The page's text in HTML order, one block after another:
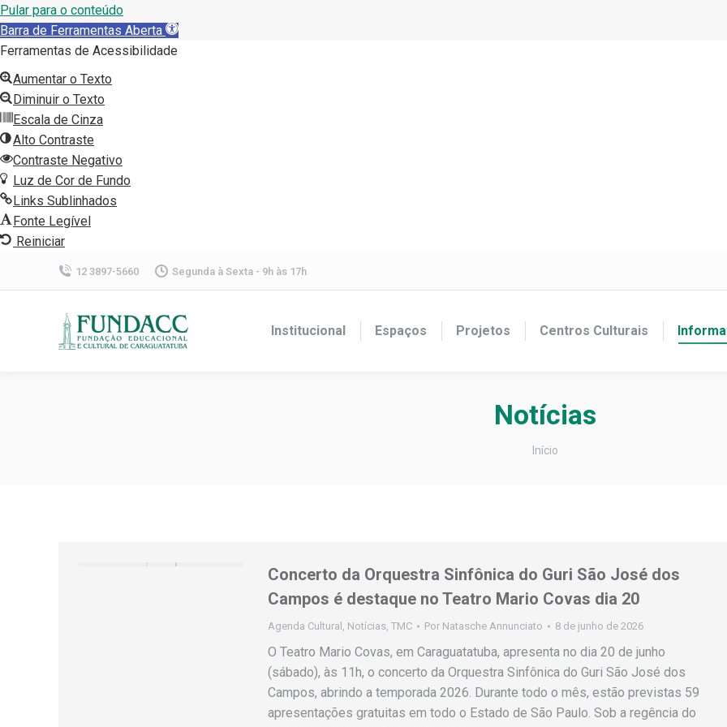
Pular para o conteúdo
Barra de Ferramentas Aberta
Ferramentas de Acessibilidade
Aumentar o Texto
Diminuir o Texto
Escala de Cinza
Alto Contraste
Contraste Negativo
Luz de Cor de Fundo
Links Sublinhados
Fonte Legível
Reiniciar
12 3897-5660 Segunda à Sexta - 9h às 17h
Institucional Espaços Projetos Centros Culturais
Notícias
Você está aqui:
Início
Concerto da Orquestra Sinfônica do Guri São José dos
Campos é destaque no Teatro Mario Covas dia 20
Agenda Cultural , Notícias, TMC Por Natasche Annunciato 8 de junho de 2026
O Teatro Mario Covas, em Caraguatatuba, apresenta no dia 20 de junho
(sábado), às 11h, o concerto da Orquestra Sinfônica do Guri São José dos
Campos, abrindo a temporada 2026. Durante todo o mês, estão previstas 59
apresentações gratuitas em todo o Estado de São Paulo. Sob a regência do